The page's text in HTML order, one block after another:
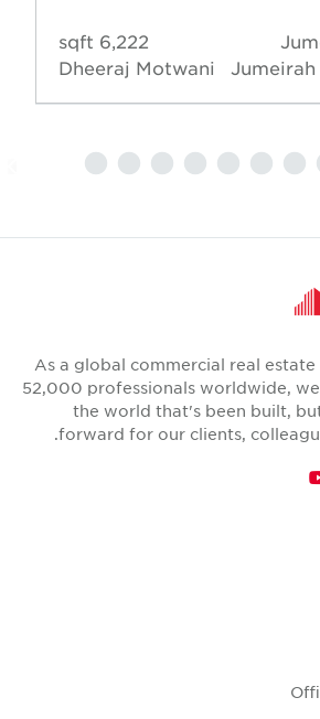
6,222 sqft
Dheeraj Motwani
As a global commercial real
52,000 professionals worldwide,
the world that's been built,
forward for our clients,